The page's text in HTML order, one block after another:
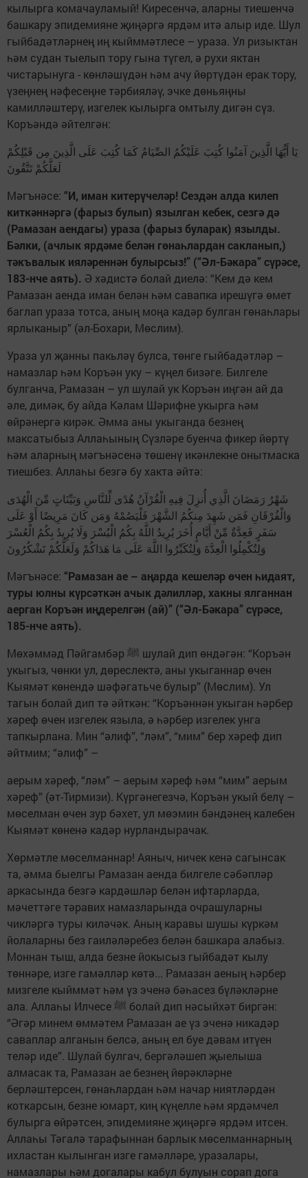
кылырга комачауламый! Киресенчә, аларны тиешенчә
башкару эпидемияне җиңәргә ярдәм итә алыр иде. Шул
гыйбадәтләрнең иң кыйммәтлесе – ураза. Ул ризыктан
һәм судан тыелып тору гына түгел, ә рухи яктан
чистарынуга - көнләшүдән һәм ачу йөртүдән ерак тору,
үзеңнең нәфесеңне тәрбияләү, эчке дөньяңны
камилләштерү, изгелек кылырга омтылу дигән сүз.
Коръәндә әйтелгән:
يَا أَيُّهَا الَّذِينَ آمَنُوا كُتِبَ عَلَيْكُمُ الصِّيَامُ كَمَا كُتِبَ عَلَى الَّذِينَ مِن قَبْلِكُمْ
لَعَلَّكُمْ تَتَّقُونَ
Мәгънәсе: “И, иман китерүчеләр! Сездән алда килеп
киткәннәргә (фарыз булып) язылган кебек, сезгә дә
(Рамазан аендагы) ураза (фарыз буларак) язылды.
Бәлки, (ачлык ярдәме белән гөнаһлардан сакланып,)
тәкъвалык ияләреннән булырсыз!” (“Әл-Бәкара” сүрәсе,
183-нче аять). Ә хәдистә болай диелә: “Кем дә кем
Рамазан аенда иман белән һәм савапка ирешүгә өмет
баглап ураза тотса, аның моңа кадәр булган гөнаһлары
ярлыканыр” (әл-Бохари, Мөслим).
Ураза ул җанны пакьләү булса, төнге гыйбадәтләр –
намазлар һәм Коръән уку – күңел бизәге. Билгеле
булганча, Рамазан – ул шулай ук Коръән иңгән ай да
әле, димәк, бу айда Кәлам Шәрифне укырга һәм
өйрәнергә кирәк. Әмма аны укыганда безнең
максатыбыз Аллаһының Сүзләре буенча фикер йөртү
һәм аларның мәгънәсенә төшенү икәнлекне онытмаска
тиешбез. Аллаһы безгә бу хакта әйтә:
شَهْرُ رَمَضَانَ الَّذِي أُنزِلَ فِيهِ الْقُرْآنُ هُدًى لِّلنَّاسِ وَبَيِّنَاتٍ مِّنَ الْهُدَى
وَالْفُرْقَانِ فَمَن شَهِدَ مِنكُمُ الشَّهْرَ فَلْيَصُمْهُ وَمَن كَانَ مَرِيضًا أَوْ عَلَى
سَفَرٍ فَعِدَّةٌ مِّنْ أَيَّامٍ أُخَرَ يُرِيدُ اللَّهُ بِكُمُ الْيُسْرَ وَلَا يُرِيدُ بِكُمُ الْعُسْرَ
وَلِتُكْمِلُوا الْعِدَّةَ وَلِتُكَبِّرُوا اللَّهَ عَلَى مَا هَدَاكُمْ وَلَعَلَّكُمْ تَشْكُرُونَ
Мәгънәсе: “Рамазан ае – аңарда кешеләр өчен һидаят,
туры юлны күрсәткән ачык дәлилләр, хакны ялганнан
аерган Коръән иңдерелгән (ай)” (“Әл-Бәкара” сүрәсе,
185-нче аять).
Мөхәммәд Пәйгамбәр ﷺ шулай дип өндәгән: “Коръән
укыгыз, чөнки ул, дөреслектә, аны укыганнар өчен
Кыямәт көнендә шәфәгатьче булыр” (Мөслим). Ул
тагын болай дип тә әйткән: “Коръәннән укыган һәрбер
хәреф өчен изгелек языла, ә һәрбер изгелек унга
тапкырлана. Мин “әлиф”, “ләм”, “мим” бер хәреф дип
әйтмим; “әлиф” –
аерым хәреф, “ләм” – аерым хәреф һәм “мим” аерым
хәреф” (әт-Тирмизи). Күргәнегезчә, Коръән укый белү –
мөселман өчен зур бәхет, ул мөэмин бәндәнең калебен
Кыямәт көненә кадәр нурландырачак.
Хөрмәтле мөселманнар! Аяныч, ничек кенә сагынсак
та, әмма быелгы Рамазан аенда билгеле сәбәпләр
аркасында безгә кардәшләр белән ифтарларда,
мәчеттәге тәравих намазларында очрашуларны
чикләргә туры киләчәк. Аның каравы шушы күркәм
йолаларны без гаиләләребез белән башкара алабыз.
Моннан тыш, алда безне йокысыз гыйбадәт кылу
төннәре, изге гамәлләр көтә... Рамазан аеның һәрбер
мизгеле кыйммәт һәм үз эченә бәһасез бүләкләрне
ала. Аллаһы Илчесе ﷺ болай дип нәсыйхәт биргән:
“Әгәр минем өммәтем Рамазан ае үз эченә никадәр
саваплар алганын белсә, аның ел буе дәвам итүен
теләр иде”. Шулай булгач, бергәләшеп җыелыша
алмасак та, Рамазан ае безнең йөрәкләрне
берләштерсен, гөнаһлардан һәм начар ниятләрдән
коткарсын, безне юмарт, киң күңелле һәм ярдәмчел
булырга өйрәтсен, эпидемияне җиңәргә ярдәм итсен.
Аллаһы Тәгалә тарафыннан барлык мөселманнарның
ихластан кылынган изге гамәлләре, уразалары,
намазлары һәм догалары кабул булуын сорап дога